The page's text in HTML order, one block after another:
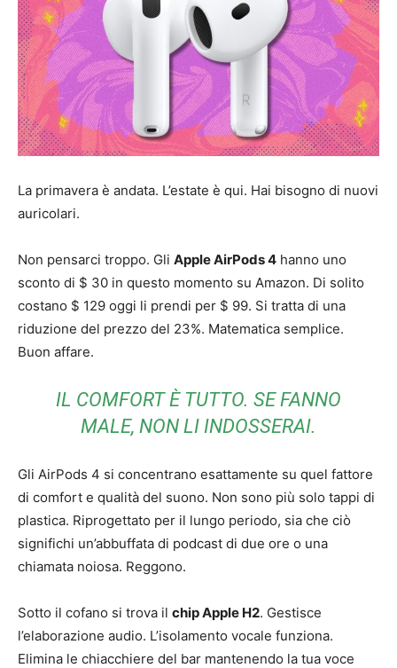
La primavera è andata. L’estate è qui. Hai bisogno di nuovi
auricolari.
Non pensarci troppo. Gli Apple AirPods 4 hanno uno
sconto di $ 30 in questo momento su Amazon. Di solito
costano $ 129 oggi li prendi per $ 99. Si tratta di una
riduzione del prezzo del 23%. Matematica semplice.
Buon affare.
IL COMFORT È TUTTO. SE FANNO
MALE, NON LI INDOSSERAI.
Gli AirPods 4 si concentrano esattamente su quel fattore
di comfort e qualità del suono. Non sono più solo tappi di
plastica. Riprogettato per il lungo periodo, sia che ciò
significhi un’abbuffata di podcast di due ore o una
chiamata noiosa. Reggono.
Sotto il cofano si trova il chip Apple H2. Gestisce
l’elaborazione audio. L’isolamento vocale funziona.
Elimina le chiacchiere del bar mantenendo la tua voce